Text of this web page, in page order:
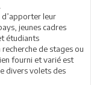
d’apporter leur
jeunes cadres
étudiants
de stages ou
fourni et varié est
divers volets des